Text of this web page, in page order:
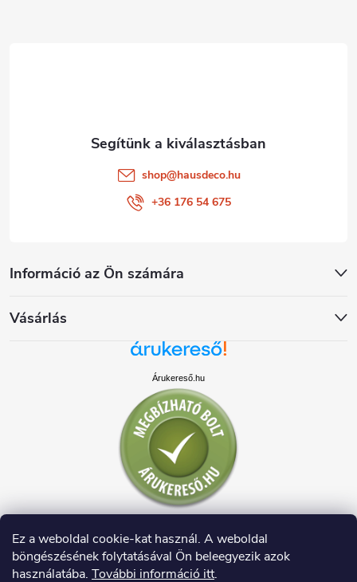
Ez a weboldal cookie-kat használ. A weboldal
böngészésének folytatásával Ön beleegyezik azok
használatába. További információ itt.
Információ az Ön számára
Vásárlás
shop@hausdeco.hu
+36 176 54 675
Árukereső.hu